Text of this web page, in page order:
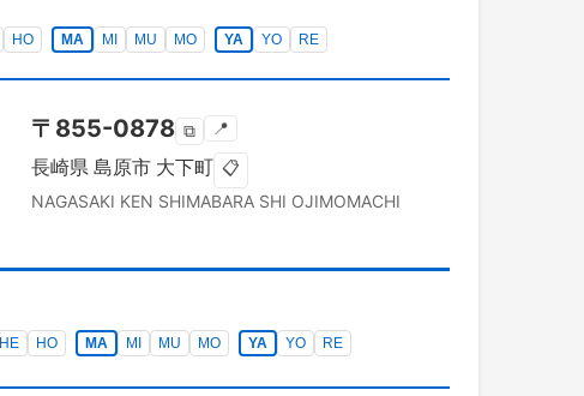
HO MA MI MU MO YA YO RE
〒 855-0878 ⧉ 📍
長崎県 島原市 大下町 📋
NAGASAKI KEN SHIMABARA SHI OJIMOMACHI
HE HO MA MI MU MO YA YO RE